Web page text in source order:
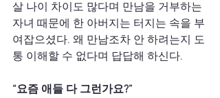
살 나이 차이도 많다며 만남을 거부하는
자녀 때문에 한 아버지는 터지는 속을 부
여잡으셨다. 왜 만남조차 안 하려는지 도
통 이해할 수 없다며 답답해 하신다.
“요즘 애들 다 그런가요?”